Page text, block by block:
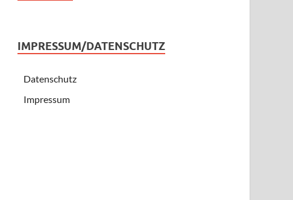
IMPRESSUM/DATENSCHUTZ
Datenschutz
Impressum